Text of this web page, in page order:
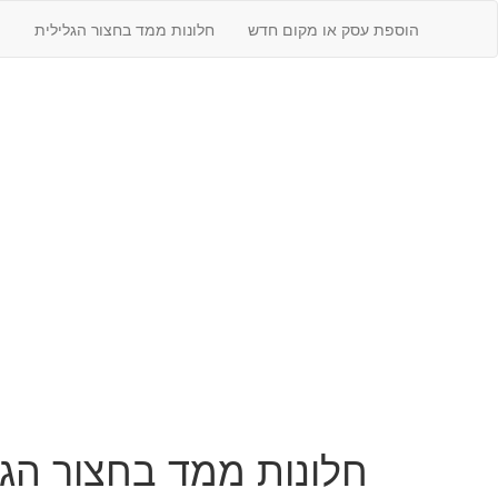
חלונות ממד בחצור הגלילית הוספת עסק או מקום חדש
חלונות ממד בחצור